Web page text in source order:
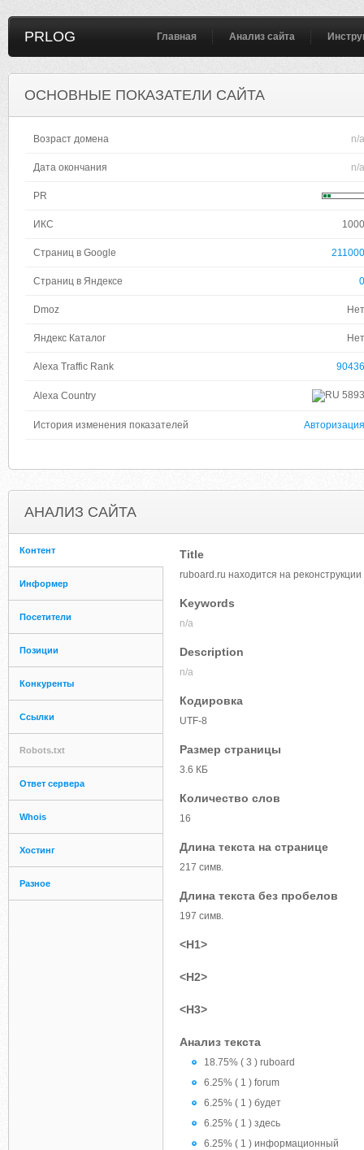
PRLOG Главная Анализ сайта
ОСНОВНЫЕ ПОКАЗАТЕЛИ САЙТА
Возраст домена n/a
Дата окончания n/a
PR
ИКС 1000
Страниц в Google 211000
Страниц в Яндексе 0
Dmoz Нет
Яндекс Каталог Нет
Alexa Traffic Rank 90436
Alexa Country 5893
История изменения показателей Авторизация
АНАЛИЗ САЙТА
Контент
Информер
Посетители
Позиции
Конкуренты
Ссылки
Robots.txt
Ответ сервера
Whois
Хостинг
Разное
Title
ruboard.ru находится на реконструкции
Keywords
n/a
Description
n/a
Кодировка
UTF-8
Размер страницы
3.6 КБ
Количество слов
16
Длина текста на странице
217 симв.
Длина текста без пробелов
197 симв.
<H1>
<H2>
<H3>
Анализ текста
18.75% ( 3 ) ruboard
6.25% ( 1 ) forum
6.25% ( 1 ) будет
6.25% ( 1 ) здесь
6.25% ( 1 ) информационный